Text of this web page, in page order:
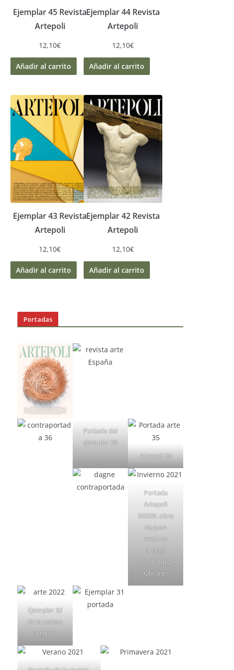
Ejemplar 45 Revista
Artepoli
12,10€
Añadir al carrito
Ejemplar 44 Revista
Artepoli
12,10€
Añadir al carrito
Ejemplar 43 Revista
Artepoli
12,10€
Añadir al carrito
Ejemplar 42 Revista
Artepoli
12,10€
Añadir al carrito
Portadas
Portada del
ejemplar 36
Artepoli 35
Portada
Artepoli
XXXIII. obra
de Juan
Antonio
(Tony)
Rodríguez
Olivares
Ejemplar 32
de la revista
artepoli